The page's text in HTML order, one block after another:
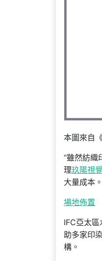
本圖來自
“雖然紡織
理玖陽視覺
大量成本
場地佈置
IFC亞太
助多家印
構。